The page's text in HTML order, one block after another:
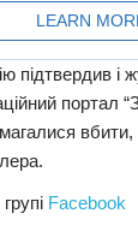
підтвердив і
портал
вбити,
Facebook